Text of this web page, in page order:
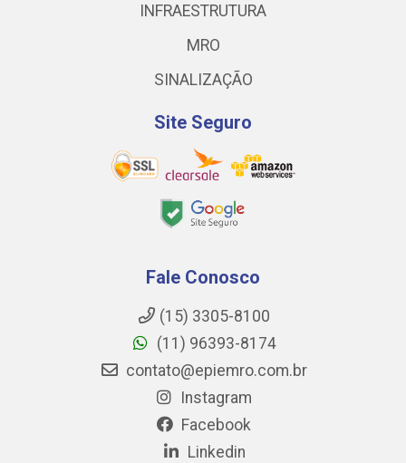
INFRAESTRUTURA
MRO
SINALIZAÇÃO
Site Seguro
Fale Conosco
(15) 3305-8100
(11) 96393-8174
contato@epiemro.com.br
Instagram
Facebook
Linkedin